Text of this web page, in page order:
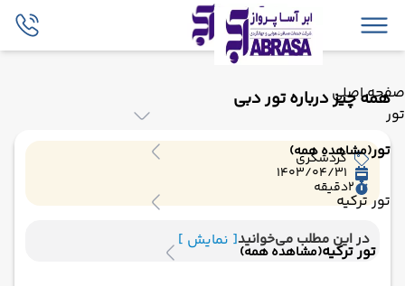
صفحه اصلی
تور
تور(مشاهده همه)
تور ترکیه
تور ترکیه(مشاهده همه)
همه چیز درباره تور دبی
گردشگری
1403/04/31
2دقیقه
در این مطلب می‌خوانید[ نمایش ]